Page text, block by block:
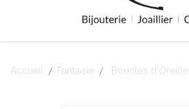
Accueil Fantaisie Boucles d'Oreille